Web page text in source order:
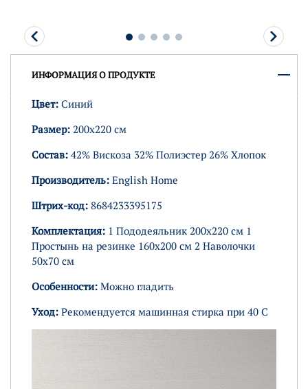
ИНФОРМАЦИЯ О ПРОДУКТЕ
Цвет: Синий
Размер: 200х220 см
Состав: 42% Вискоза 32% Полиэстер 26% Хлопок
Производитель: English Home
Штрих-код: 8684233395175
Комплектация: 1 Пододеяльник 200х220 см 1
Простынь на резинке 160х200 см 2 Наволочки
50х70 см
Особенности: Можно гладить
Уход: Рекомендуется машинная стирка при 40 C